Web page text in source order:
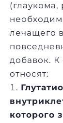
(глаукома,
лечащего
добавок.
относят:
которого